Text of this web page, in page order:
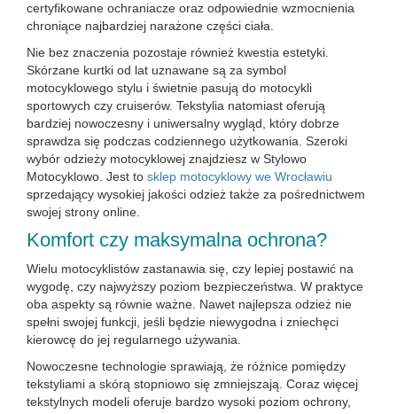
certyfikowane ochraniacze oraz odpowiednie wzmocnienia
chroniące najbardziej narażone części ciała.
Nie bez znaczenia pozostaje również kwestia estetyki.
Skórzane kurtki od lat uznawane są za symbol
motocyklowego stylu i świetnie pasują do motocykli
sportowych czy cruiserów. Tekstylia natomiast oferują
bardziej nowoczesny i uniwersalny wygląd, który dobrze
sprawdza się podczas codziennego użytkowania. Szeroki
wybór odzieży motocyklowej znajdziesz w Stylowo
Motocyklowo. Jest to sklep motocyklowy we Wrocławiu
sprzedający wysokiej jakości odzież także za pośrednictwem
swojej strony online.
Komfort czy maksymalna ochrona?
Wielu motocyklistów zastanawia się, czy lepiej postawić na
wygodę, czy najwyższy poziom bezpieczeństwa. W praktyce
oba aspekty są równie ważne. Nawet najlepsza odzież nie
spełni swojej funkcji, jeśli będzie niewygodna i zniechęci
kierowcę do jej regularnego używania.
Nowoczesne technologie sprawiają, że różnice pomiędzy
tekstyliami a skórą stopniowo się zmniejszają. Coraz więcej
tekstylnych modeli oferuje bardzo wysoki poziom ochrony,